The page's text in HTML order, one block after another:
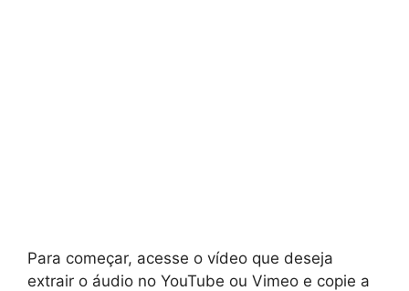
Para começar, acesse o vídeo que deseja
extrair o áudio no YouTube ou Vimeo e copie a